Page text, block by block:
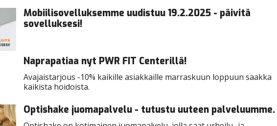
Mobiilisovelluksemme uudistuu 19.2.2025 - päivitä
sovelluksesi!
Naprapatiaa nyt PWR FIT Centerillä!
Avajaistarjous -10% kaikille asiakkaille marraskuun loppuun saakka
kaikista hoidoista.
Optishake juomapalvelu - tutustu uuteen palveluumme.